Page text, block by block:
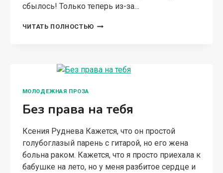
сбылось! Только теперь из-за…
ЧИТАТЬ ПОЛНОСТЬЮ ПОСЛЕДНЯЯ
ЖЕЛАНИЕ
МОЛОДЕЖНАЯ ПРОЗА
Без права на тебя
Ксения Руднева Кажется, что он простой
голубоглазый парень с гитарой, но его жена
больна раком. Кажется, что я просто приехала к
бабушке на лето, но у меня разбитое сердце и